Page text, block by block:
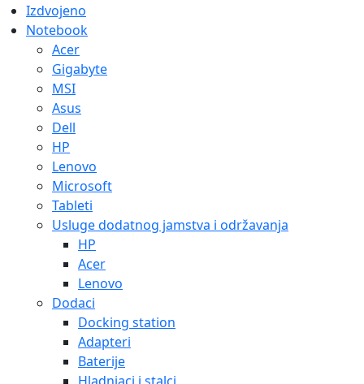
Izdvojeno
Notebook
Acer
Gigabyte
MSI
Asus
Dell
HP
Lenovo
Microsoft
Tableti
Usluge dodatnog jamstva i održavanja
HP
Acer
Lenovo
Dodaci
Docking station
Adapteri
Baterije